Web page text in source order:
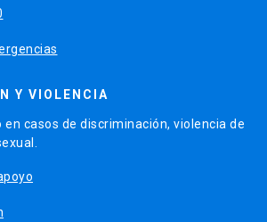
Y VIOLENCIA
en casos de discriminación, violencia de